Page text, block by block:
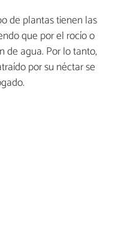
de plantas tienen las
que por el rocío o
de agua. Por lo tanto,
por su néctar se